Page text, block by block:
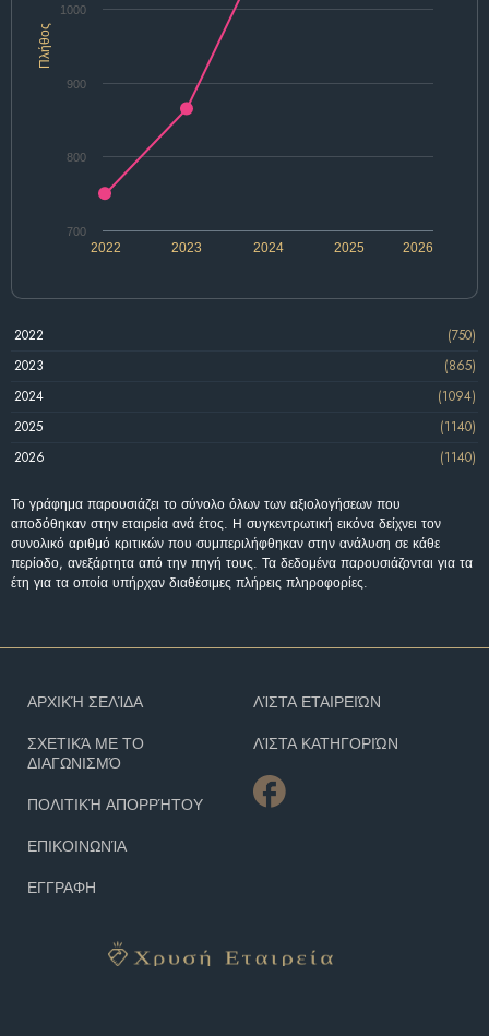
Πλήθος
2025
2022 2023 2024 2026
700
800
900
1000
2022
(750)
2023
(865)
2024
(1094)
2025
(1140)
2026
(1140)
Το γράφημα παρουσιάζει το σύνολο όλων των αξιολογήσεων που
αποδόθηκαν στην εταιρεία ανά έτος. Η συγκεντρωτική εικόνα δείχνει τον
συνολικό αριθμό κριτικών που συμπεριλήφθηκαν στην ανάλυση σε κάθε
περίοδο, ανεξάρτητα από την πηγή τους. Τα δεδομένα παρουσιάζονται για τα
έτη για τα οποία υπήρχαν διαθέσιμες πλήρεις πληροφορίες.
ΑΡΧΙΚΉ ΣΕΛΊΔΑ
ΣΧΕΤΙΚΆ ΜΕ ΤΟ
ΔΙΑΓΩΝΙΣΜΌ
ΠΟΛΙΤΙΚΉ ΑΠΟΡΡΉΤΟΥ
ΕΠΙΚΟΙΝΩΝΊΑ
ΕΓΓΡΑΦΗ
ΛΊΣΤΑ ΕΤΑΙΡΕΙΏΝ
ΛΊΣΤΑ ΚΑΤΗΓΟΡΙΏΝ